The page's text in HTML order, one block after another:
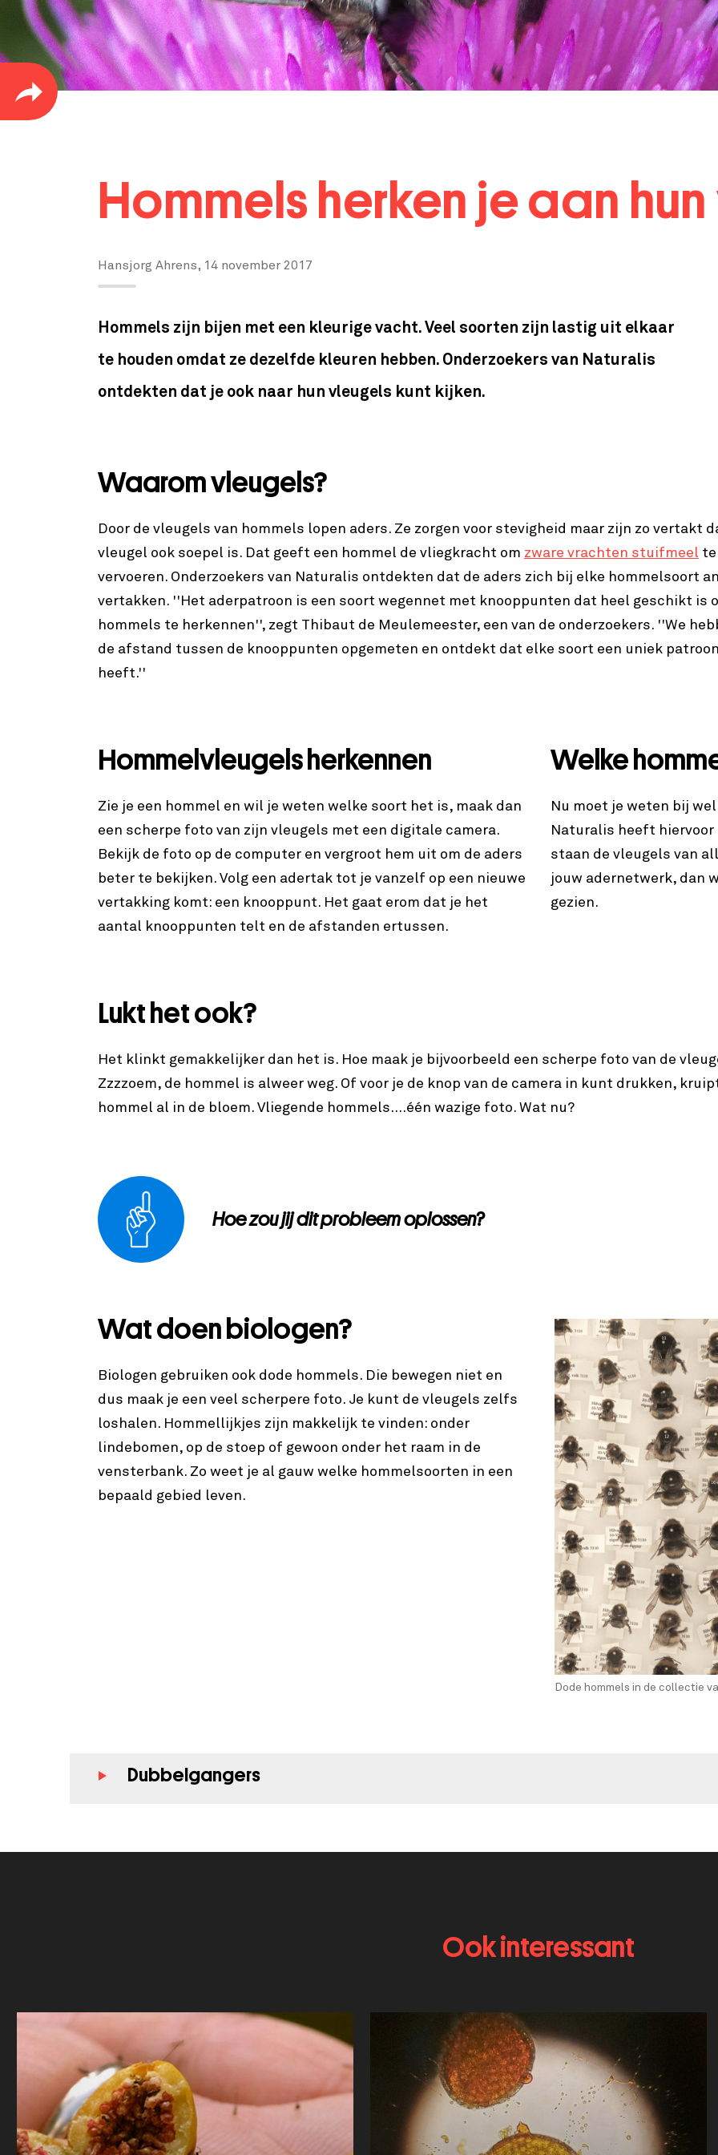
Hommels herken je aan
Hansjorg Ahrens, 14 november 2017
Hommels zijn bijen met een kleurige vacht. Veel soorten zijn lastig uit elkaar
te houden omdat ze dezelfde kleuren hebben. Onderzoekers van Naturalis
ontdekten dat je ook naar hun vleugels kunt kijken.
Waarom vleugels?
Door de vleugels van hommels lopen aders. Ze zorgen voor stevigheid maar zijn zo vertakt
vleugel ook soepel is. Dat geeft een hommel de vliegkracht om zware vrachten stuifmeel te
vervoeren. Onderzoekers van Naturalis ontdekten dat de aders zich bij elke hommelsoort
vertakken. ''Het aderpatroon is een soort wegennet met knooppunten dat heel geschikt is
hommels te herkennen'', zegt Thibaut de Meulemeester, een van de onderzoekers. ''We
de afstand tussen de knooppunten opgemeten en ontdekt dat elke soort een uniek
heeft.''
Hommelvleugels herkennen
Zie je een hommel en wil je weten welke soort het is, maak dan
een scherpe foto van zijn vleugels met een digitale camera.
Bekijk de foto op de computer en vergroot hem uit om de aders
beter te bekijken. Volg een adertak tot je vanzelf op een nieuwe
vertakking komt: een knooppunt. Het gaat erom dat je het
aantal knooppunten telt en de afstanden ertussen.
Welke
Nu moet je weten bij
Naturalis heeft hiervoor
staan de vleugels van
jouw adernetwerk, dan
gezien.
Lukt het ook?
Het klinkt gemakkelijker dan het is. Hoe maak je bijvoorbeeld een scherpe foto van de
Zzzzoem, de hommel is alweer weg. Of voor je de knop van de camera in kunt drukken,
hommel al in de bloem. Vliegende hommels....één wazige foto. Wat nu?
Hoe zou jij dit probleem oplossen?
Wat doen biologen?
Biologen gebruiken ook dode hommels. Die bewegen niet en
dus maak je een veel scherpere foto. Je kunt de vleugels zelfs
loshalen. Hommellijkjes zijn makkelijk te vinden: onder
lindebomen, op de stoep of gewoon onder het raam in de
vensterbank. Zo weet je al gauw welke hommelsoorten in een
bepaald gebied leven.
Dode hommels in de collectie
Dubbelgangers
Ook interessant